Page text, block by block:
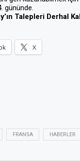
gününde.
Talepleri Derhal
X
FRANSA HABERLER